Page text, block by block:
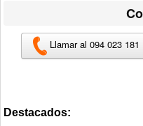
Llamar al 094 023 181
Destacados: